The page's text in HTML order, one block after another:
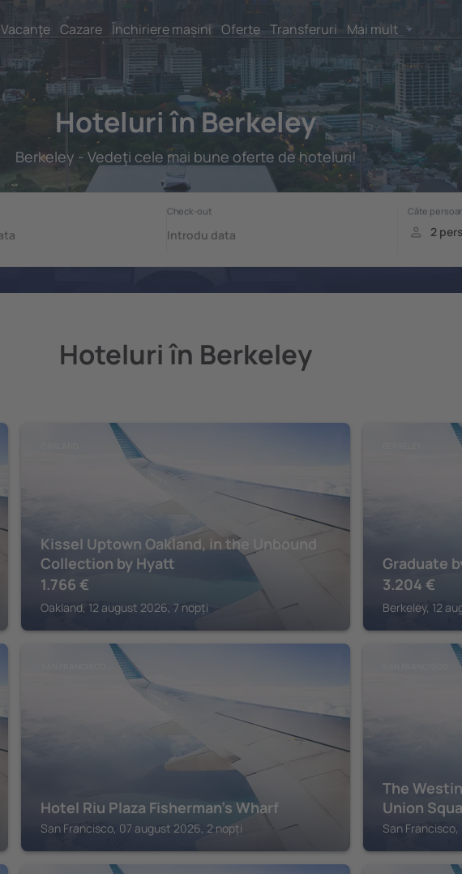
Vacanţe Cazare Închiriere mașini Oferte Transferuri Mai mult
Hoteluri în Berkeley
Berkeley - Vedeţi cele mai bune oferte de hoteluri!
Hoteluri în Berkeley
Kissel Uptown Oakland, in the Unbound
Collection by Hyatt
1.766 €
Oakland, 12 august 2026, 7 nopți
Graduate
3.204 €
Berkeley, 12
Hotel Riu Plaza Fisherman's Wharf
San Francisco, 07 august 2026, 2 nopți
The
Union
San